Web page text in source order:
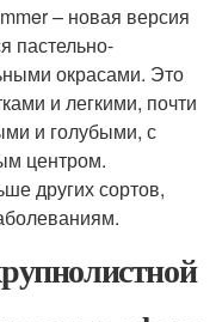
– новая версия
пастельно-
окрасами. Это
и легкими, почти
и голубыми, с
центром.
других сортов,